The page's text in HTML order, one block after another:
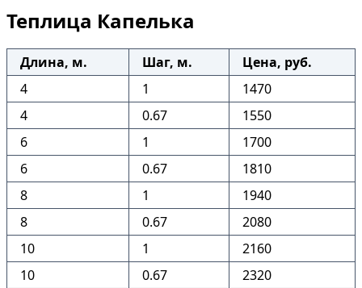
Теплица Капелька
Длина, м. Шаг, м.
Цена, руб.
4
1
1470
4
0.67
1550
6
1
1700
6
0.67
1810
8
1
1940
8
0.67
2080
10
1
2160
10
0.67 2320